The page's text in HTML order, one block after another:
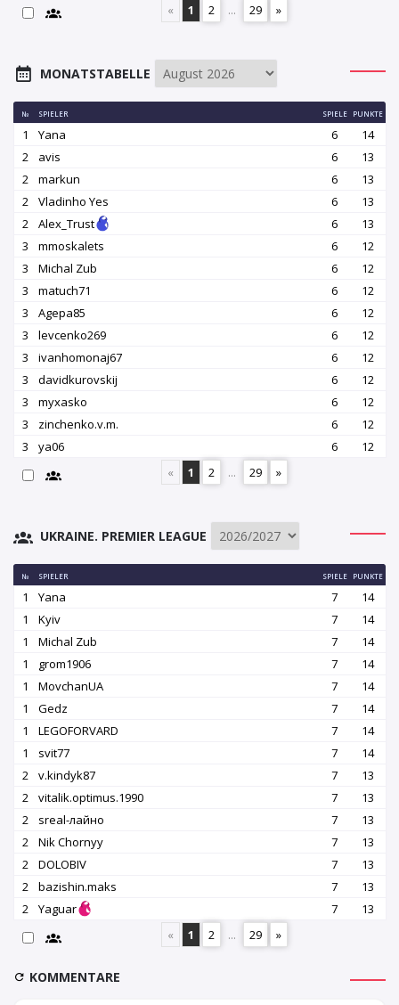
«
1 2 ... 29 »
MONATSTABELLE
№ SPIELER SPIELE PUNKTE
1 Yana 6
14
2
avis 6
13
2
markun 6
13
2
Vladinho Yes 6
13
2
Alex_Trust 6
13
3
mmoskalets 6
12
3
Michal Zub 6
12
3
matuch71 6
12
3
Agepa85 6
12
3
levcenko269 6
12
3
ivanhomonaj67 6
12
3
davidkurovskij 6
12
3
myxasko 6
12
3
zinchenko.v.m. 6
12
3
ya06 6
12
«
1 2 ... 29 »
UKRAINE. PREMIER LEAGUE
№ SPIELER SPIELE PUNKTE
1 Yana 7
14
1
Kyiv 7
14
1
Michal Zub 7
14
1
grom1906 7
14
1
MovchanUA 7
14
1
Gedz 7
14
1
LEGOFORVARD 7
14
1
svit77 7
14
2
v.kindyk87 7
13
2
vitalik.optimus.1990 7
13
2
srеаl-лайно 7
13
2
Nik Chornyy 7
13
2
DOLOBIV 7
13
2
bazishin.maks 7
13
2
Yaguar 7
13
«
1 2 ... 29 »
KOMMENTARE